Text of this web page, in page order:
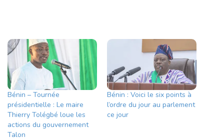
Bénin – Tournée
présidentielle : Le maire
Thierry Tolégbé loue les
actions du gouvernement
Talon
Bénin : Voici le six points à
l’ordre du jour au parlement
ce jour